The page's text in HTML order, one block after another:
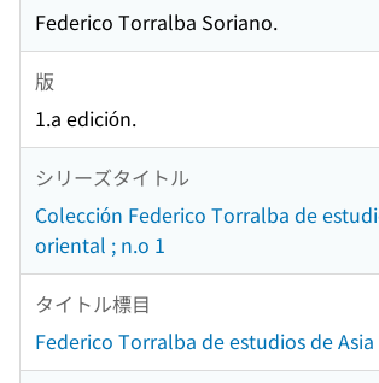
Federico Torralba Soriano.
版
1.a edición.
シリーズタイトル
Colección Federico Torralba de
oriental ; n.o 1
タイトル標目
Federico Torralba de estudios de